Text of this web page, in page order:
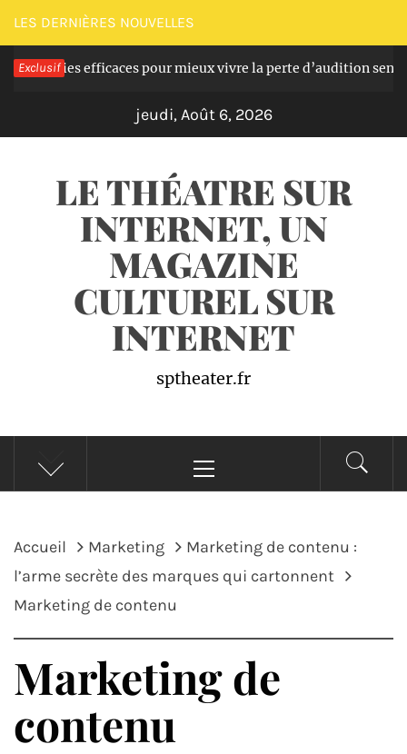
Passer
au
contenu
LES DERNIÈRES NOUVELLES
Exclusif
efficaces pour mieux vivre la perte d’audition seniors
jeudi, Août 6, 2026
LE THÉATRE SUR
INTERNET, UN
MAGAZINE
CULTUREL SUR
INTERNET
sptheater.fr
principal
Accueil Marketing
Marketing de contenu :
l’arme secrète des marques qui cartonnent
Marketing de contenu
Marketing de
contenu